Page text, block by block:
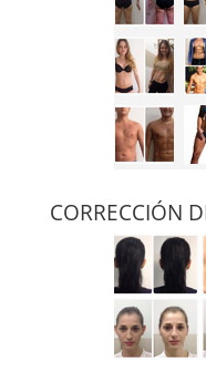
CORRECCIÓN